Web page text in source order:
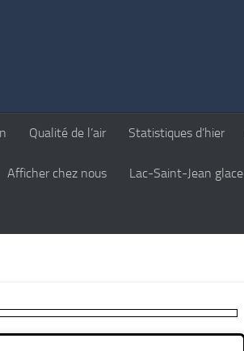
Qualité de l’air Statistiques d’hier
Afficher chez nous Lac-Saint-Jean glace